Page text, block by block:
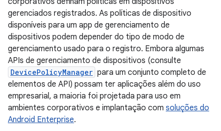
gerenciados registrados. As políticas de dispositivo
disponíveis para um app de gerenciamento de
dispositivos podem depender do tipo de modo de
gerenciamento usado para o registro. Embora algumas
APIs de gerenciamento de dispositivos (consulte
DevicePolicyManager para um conjunto completo de
elementos de API) possam ter aplicações além do uso
empresarial, a maioria foi projetada para uso em
ambientes corporativos e implantação com soluções do
Android Enterprise.